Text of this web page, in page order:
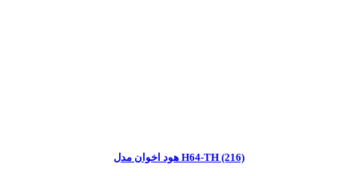
هود اخوان مدل H64-TH (216)